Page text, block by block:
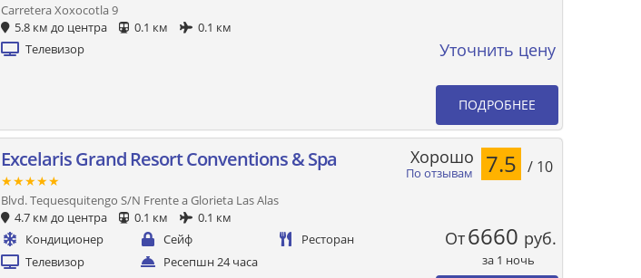
Carretera Xoxocotla 9
5.8 км до центра
0.1 км
0.1 км
Телевизор
Уточнить цену
ПОДРОБНЕЕ
Excelaris Grand Resort Conventions & Spa
★★★★★
Blvd. Tequesquitengo S/N Frente a Glorieta Las Alas
4.7 км до центра
0.1 км
0.1 км
Кондиционер
Сейф
Ресторан
Телевизор
Ресепшн 24 часа
По отзывам
Хорошо 7.5 / 10
От6660 руб.
за 1 ночь